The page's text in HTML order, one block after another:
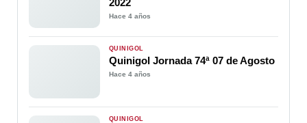
Hace 4 años
QUINIGOL
Quinigol Jornada 74ª 07 de Agosto
Hace 4 años
QUINIGOL